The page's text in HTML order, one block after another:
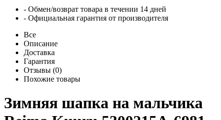
- Обмен/возврат товара в течении 14 дней
- Официальная гарантия от производителя
Все
Описание
Доставка
Гарантия
Отзывы (0)
Похожие товары
Зимняя шапка на мальчика